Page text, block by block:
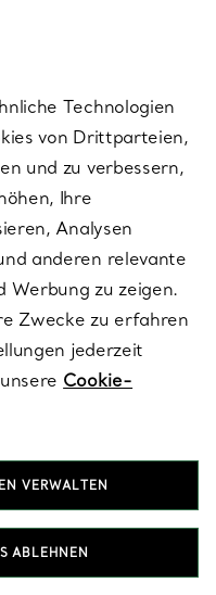
Technologien
von Drittparteien,
und zu verbessern,
Ihre
Analysen
anderen relevante
Werbung zu zeigen.
Zwecke zu erfahren
jederzeit
Cookie-
VERWALTEN
ABLEHNEN